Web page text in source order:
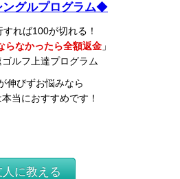
ングルプログラム◆
すれば100が切れる！
らなかったら全額返金」
ゴルフ上達プログラム
伸びずお悩みなら
当におすすめです！
人に教える